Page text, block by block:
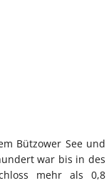
Bützower See und
war bis in des
mehr als 0,8